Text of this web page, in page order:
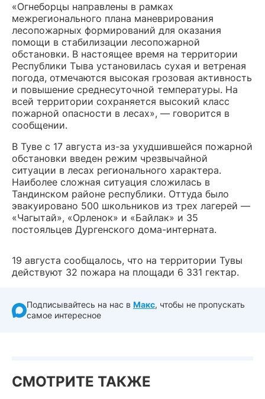
«Огнеборцы направлены в рамках
межрегионального плана маневрирования
лесопожарных формирований для оказания
помощи в стабилизации лесопожарной
обстановки. В настоящее время на территории
Республики Тыва установилась сухая и ветреная
погода, отмечаются высокая грозовая активность
и повышение среднесуточной температуры. На
всей территории сохраняется высокий класс
пожарной опасности в лесах», — говорится в
сообщении.
В Туве с 17 августа из-за ухудшившейся пожарной
обстановки введен режим чрезвычайной
ситуации в лесах регионального характера.
Наиболее сложная ситуация сложилась в
Тандинском районе республики. Оттуда было
эвакуировано 500 школьников из трех лагерей —
«Чагытай», «Орленок» и «Байлак» и 35
постояльцев Дургенского дома-интерната.
19 августа сообщалось, что на территории Тувы
действуют 32 пожара на площади 6 331 гектар.
Подписывайтесь на нас в Макс, чтобы не пропускать
самое интересное
СМОТРИТЕ ТАКЖЕ